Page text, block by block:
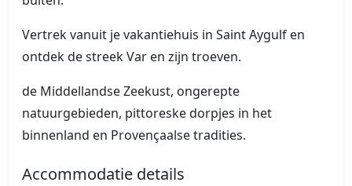
Vertrek vanuit je vakantiehuis in Saint Aygulf en
ontdek de streek Var en zijn troeven.
de Middellandse Zeekust, ongerepte
natuurgebieden, pittoreske dorpjes in het
binnenland en Provençaalse tradities.
Accommodatie details